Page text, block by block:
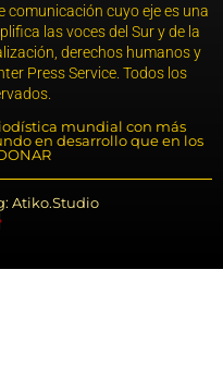
comunicación cuyo eje es una
las voces del Sur y de la
derechos humanos y
Press Service. Todos los
mundial con más
en desarrollo que en los
Atiko.Studio